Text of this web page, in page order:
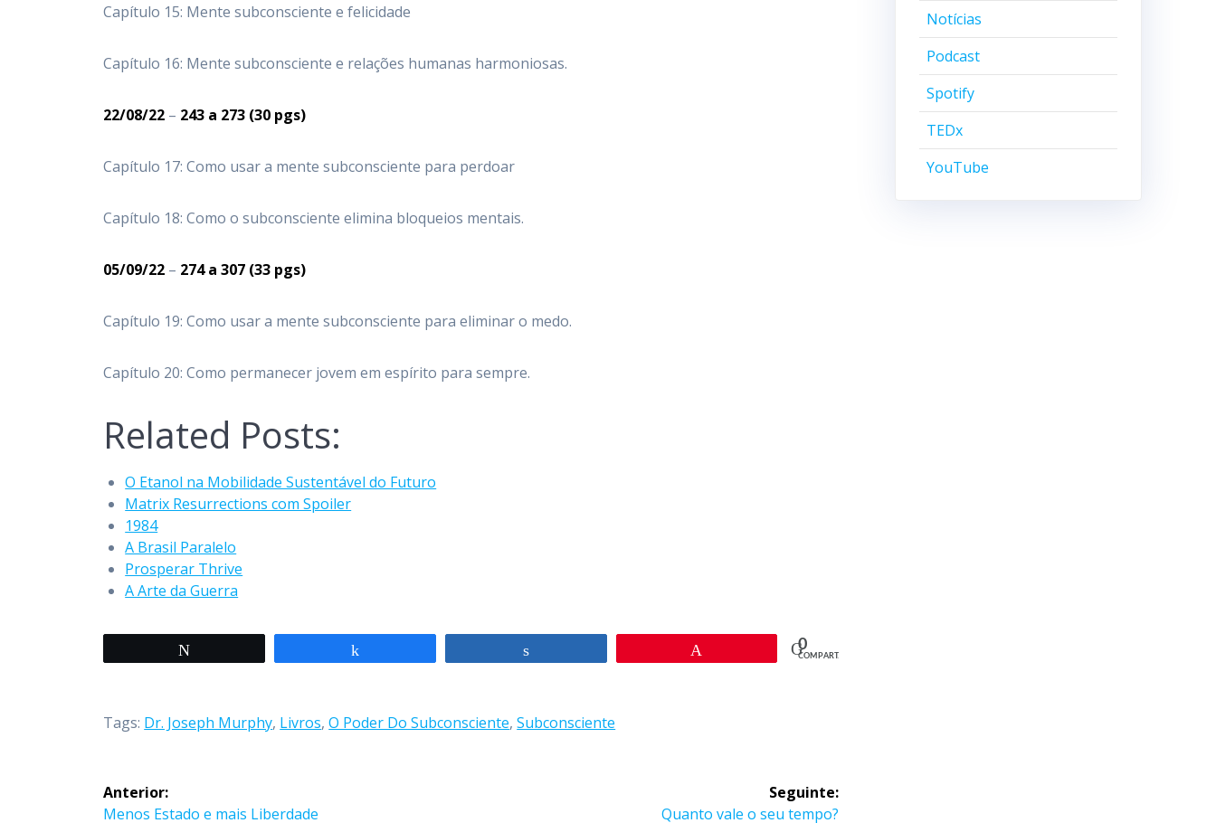
Capítulo 15: Mente subconsciente e felicidade
Capítulo 16: Mente subconsciente e relações humanas harmoniosas.
22/08/22 – 243 a 273 (30 pgs)
Capítulo 17: Como usar a mente subconsciente para perdoar
Capítulo 18: Como o subconsciente elimina bloqueios mentais.
05/09/22 – 274 a 307 (33 pgs)
Capítulo 19: Como usar a mente subconsciente para eliminar o medo.
Capítulo 20: Como permanecer jovem em espírito para sempre.
Related Posts:
O Etanol na Mobilidade Sustentável do Futuro
Matrix Resurrections com Spoiler
1984
A Brasil Paralelo
Prosperar Thrive
A Arte da Guerra
0
COMPART.
Tags: Dr. Joseph Murphy, Livros,O Poder Do Subconsciente,Subconsciente
Navegação
Anterior:
Post
Menos Estado e mais Liberdade
Seguinte:
Post
Quanto vale o seu tempo?
Notícias
Podcast
Spotify
TEDx
YouTube